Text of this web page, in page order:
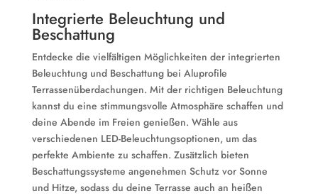
Integrierte Beleuchtung und
Beschattung
Entdecke die vielfältigen Möglichkeiten der integrierten
Beleuchtung und Beschattung bei Aluprofile
Terrassenüberdachungen. Mit der richtigen Beleuchtung
kannst du eine stimmungsvolle Atmosphäre schaffen und
deine Abende im Freien genießen. Wähle aus
verschiedenen LED-Beleuchtungsoptionen, um das
perfekte Ambiente zu schaffen. Zusätzlich bieten
Beschattungssysteme angenehmen Schutz vor Sonne
und Hitze, sodass du deine Terrasse auch an heißen